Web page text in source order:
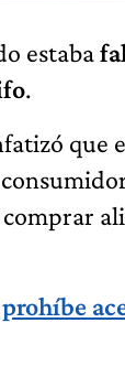
estaba
.
que